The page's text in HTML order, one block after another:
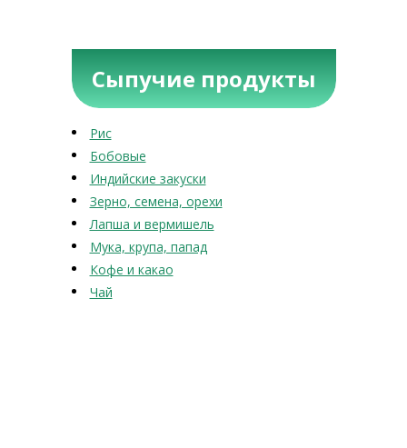
Сыпучие продукты
Рис
Бобовые
Индийские закуски
Зерно, семена, орехи
Лапша и вермишель
Мука, крупа, папад
Кофе и какао
Чай